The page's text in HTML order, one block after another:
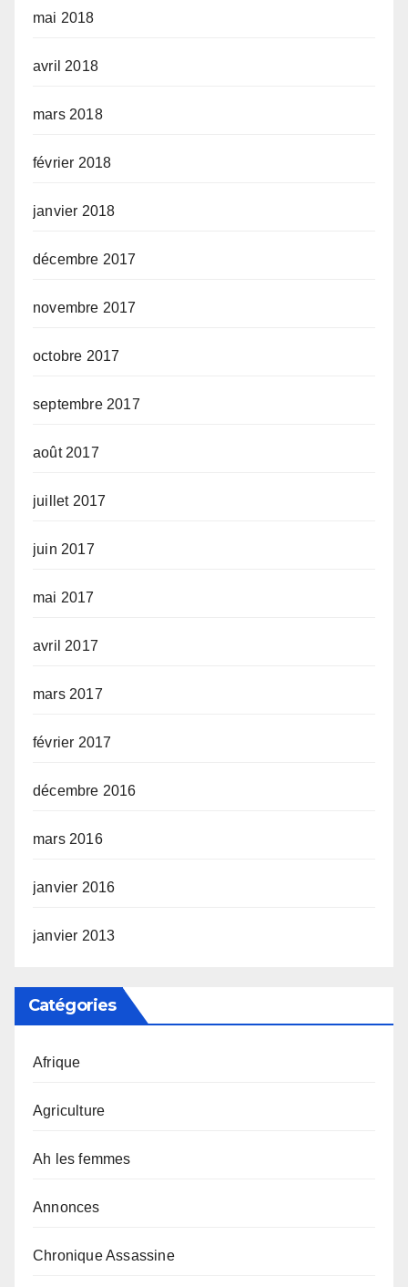
mai 2018
avril 2018
mars 2018
février 2018
janvier 2018
décembre 2017
novembre 2017
octobre 2017
septembre 2017
août 2017
juillet 2017
juin 2017
mai 2017
avril 2017
mars 2017
février 2017
décembre 2016
mars 2016
janvier 2016
janvier 2013
Catégories
Afrique
Agriculture
Ah les femmes
Annonces
Chronique Assassine